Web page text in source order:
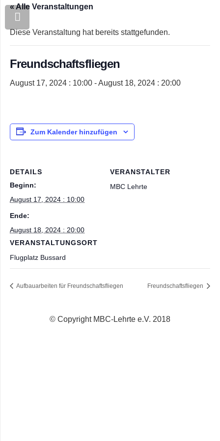
« Alle Veranstaltungen
Diese Veranstaltung hat bereits stattgefunden.
Freundschaftsfliegen
August 17, 2024 : 10:00 -August 18, 2024 : 20:00
Zum Kalender hinzufügen
DETAILS
Beginn:
August 17, 2024 : 10:00
Ende:
August 18, 2024 : 20:00
VERANSTALTUNGSORT
Flugplatz Bussard
VERANSTALTER
MBC Lehrte
Aufbauarbeiten für Freundschaftsfliegen Freundschaftsfliegen
© Copyright MBC-Lehrte e.V. 2018